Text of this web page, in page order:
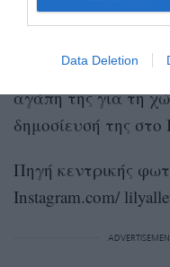
Data Deletion
παρέα με τις δύο
αγάπη της για τη
δημοσίευσή της στο
Πηγή κεντρικής
Instagram.com/